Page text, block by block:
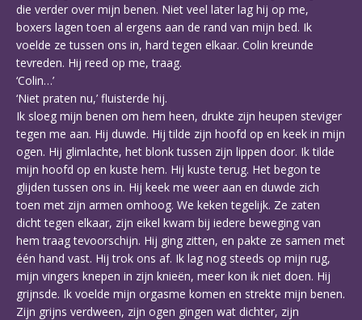
die verder over mijn benen. Niet veel later lag hij op me,
boxers lagen toen al ergens aan de rand van mijn bed. Ik
voelde ze tussen ons in, hard tegen elkaar. Colin kreunde
tevreden. Hij reed op me, traag.
‘Colin…’
‘Niet praten nu,’ fluisterde hij.
Ik sloeg mijn benen om hem heen, drukte zijn heupen steviger
tegen me aan. Hij duwde. Hij tilde zijn hoofd op en keek in mijn
ogen. Hij glimlachte, het blonk tussen zijn lippen door. Ik tilde
mijn hoofd op en kuste hem. Hij kuste terug. Het begon te
glijden tussen ons in. Hij keek me weer aan en duwde zich
toen met zijn armen omhoog. We keken tegelijk. Ze zaten
dicht tegen elkaar, zijn eikel kwam bij iedere beweging van
hem traag tevoorschijn. Hij ging zitten, en pakte ze samen met
één hand vast. Hij trok ons af. Ik lag nog steeds op mijn rug,
mijn vingers knepen in zijn knieën, meer kon ik niet doen. Hij
grijnsde. Ik voelde mijn orgasme komen en strekte mijn benen.
Zijn grijns verdween, zijn ogen gingen wat dichter, zijn